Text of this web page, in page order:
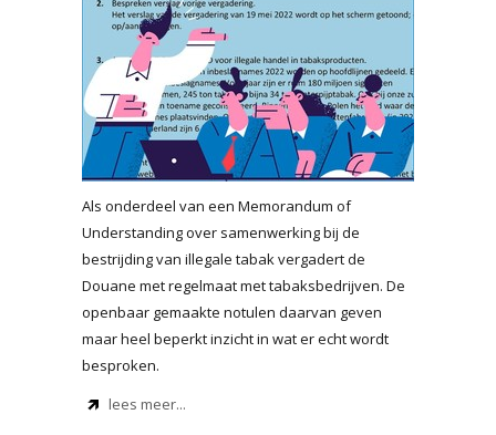
Als onderdeel van een Memorandum of
Understanding over samenwerking bij de
bestrijding van illegale tabak vergadert de
Douane met regelmaat met tabaksbedrijven. De
openbaar gemaakte notulen daarvan geven
maar heel beperkt inzicht in wat er echt wordt
besproken.
lees meer...